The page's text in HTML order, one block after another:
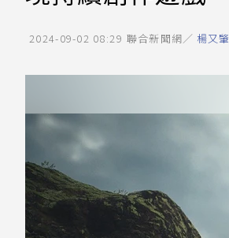
2024-09-02 08:29 聯合新聞網／ 楊又肇